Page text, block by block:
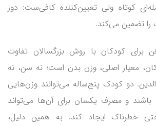
کوتاه ولی تعیین‌کننده کافی‌ست: دوز
تضمین می‌کند.
برای کودکان با روش بزرگسالان تفاوت
معیار اصلی، وزن بدن است؛ نه سن، نه
دو کودک پنج‌ساله می‌توانند وزن‌هایی
باشند و مصرف یکسان برای آن‌ها می‌تواند
خطرناک ایجاد کند. به همین دلیل،